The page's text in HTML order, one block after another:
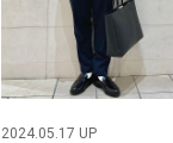
2024.05.17 UP